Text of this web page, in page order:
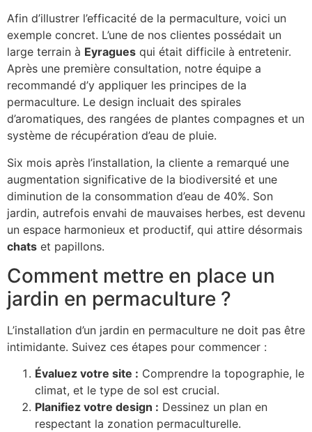
Afin d’illustrer l’efficacité de la permaculture, voici un
exemple concret. L’une de nos clientes possédait un
large terrain à Eyragues qui était difficile à entretenir.
Après une première consultation, notre équipe a
recommandé d’y appliquer les principes de la
permaculture. Le design incluait des spirales
d’aromatiques, des rangées de plantes compagnes et un
système de récupération d’eau de pluie.
Six mois après l’installation, la cliente a remarqué une
augmentation significative de la biodiversité et une
diminution de la consommation d’eau de 40%. Son
jardin, autrefois envahi de mauvaises herbes, est devenu
un espace harmonieux et productif, qui attire désormais
chats et papillons.
Comment mettre en place un
jardin en permaculture ?
L’installation d’un jardin en permaculture ne doit pas être
intimidante. Suivez ces étapes pour commencer :
Évaluez votre site : Comprendre la topographie, le
climat, et le type de sol est crucial.
Planifiez votre design : Dessinez un plan en
respectant la zonation permaculturelle.